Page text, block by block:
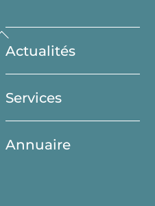
Back
To
Top
Actualités
Services
Annuaire